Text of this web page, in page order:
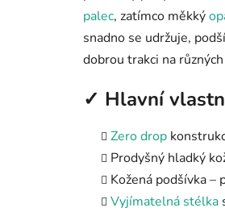
palec, zatímco měkký
snadno se udržuje,
dobrou trakci na
✓ Hlavní
Zero drop
Prodyšný hladký
Kožená podšívka
Vyjímatelná stélka